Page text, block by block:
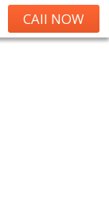
CAll NOW